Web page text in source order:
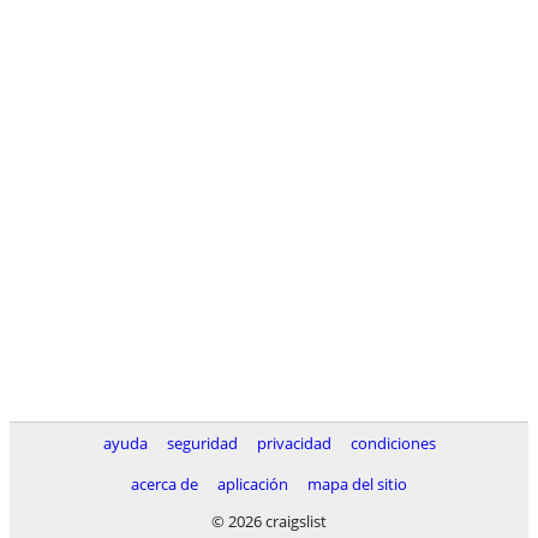
ayuda seguridad privacidad
condiciones
acerca de
aplicación
mapa del sitio
© 2026 craigslist